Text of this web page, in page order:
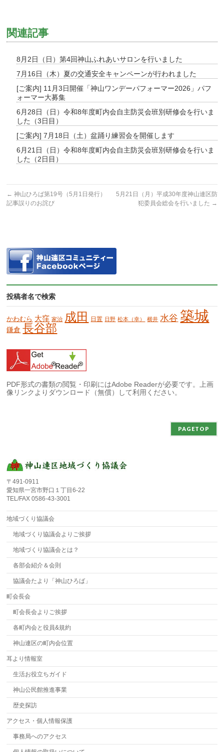
関連記事
8月2日（日）第4回神山ふれあいサロンを行いました
7月16日（木）夏の交通安全キャンペーンが行われました
[ご案内] 11月3日開催「神山ワンデーパフォーマー2026」パフ
ォーマー大募集
6月28日（日）令和8年度町内会自主防災会班別研修会を行いま
した（3日目）
[ご案内] 7月18日（土）盆踊り練習会を開催します
6月21日（日）令和8年度町内会自主防災会班別研修会を行いま
した（2日目）
← 神山ひろば第19号（5月1日発行）
記事誤りのお詫び
5月21日（月）平成30年度神山連区防
犯委員会総会を行いました →
投稿者名で検索
かわむら 大窪 家治 成田 日置 日野 松本（幸） 横井 水谷 築城
鎌倉 長谷部
PDF形式の書類の閲覧・印刷にはAdobe Readerが必要です。上画
像リンクよりダウンロード（無償）して利用ください。
PAGETOP
〒491-0911
愛知県一宮市野口１丁目6-22
TEL/FAX 0586-43-3001
地域づくり協議会
地域づくり協議会よりご挨拶
地域づくり協議会とは？
各部会紹介＆会則
協議会たより「神山ひろば」
町会長会
町会長会よりご挨拶
各町内会と役員&規約
神山連区の町内会位置
耳より情報室
生活お役立ちガイド
神山公民館推進事業
歴史探訪
アクセス・個人情報保護
事務局へのアクセス